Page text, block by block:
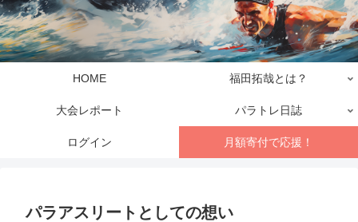
HOME 福田拓哉とは？
大会レポート パラトレ日誌
ログイン 月額寄付で応援！
パラアスリートとしての想い